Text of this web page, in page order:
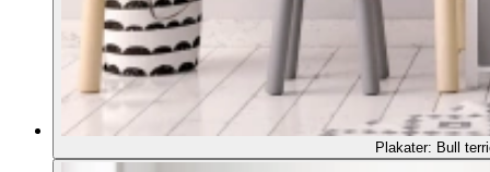
Plakater: Bull